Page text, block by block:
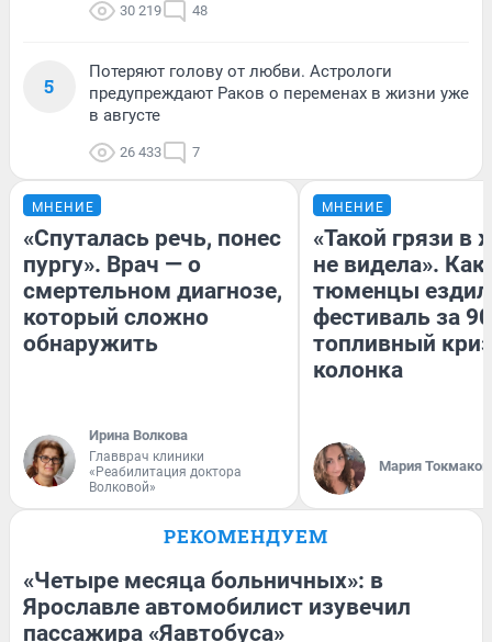
30 219 48
5
Потеряют голову от любви. Астрологи
предупреждают Раков о переменах в жизни уже
в августе
26 433 7
МНЕНИЕ
«Спуталась речь, понес
пургу». Врач — о
смертельном диагнозе,
который сложно
обнаружить
Ирина Волкова
Главврач клиники
«Реабилитация доктора
Волковой»
МНЕНИЕ
«Такой грязи в
не видела». Как
тюменцы
фестиваль за
топливный
колонка
Мария
РЕКОМЕНДУЕМ
«Четыре месяца больничных»: в
Ярославле автомобилист изувечил
пассажира «Яавтобуса»